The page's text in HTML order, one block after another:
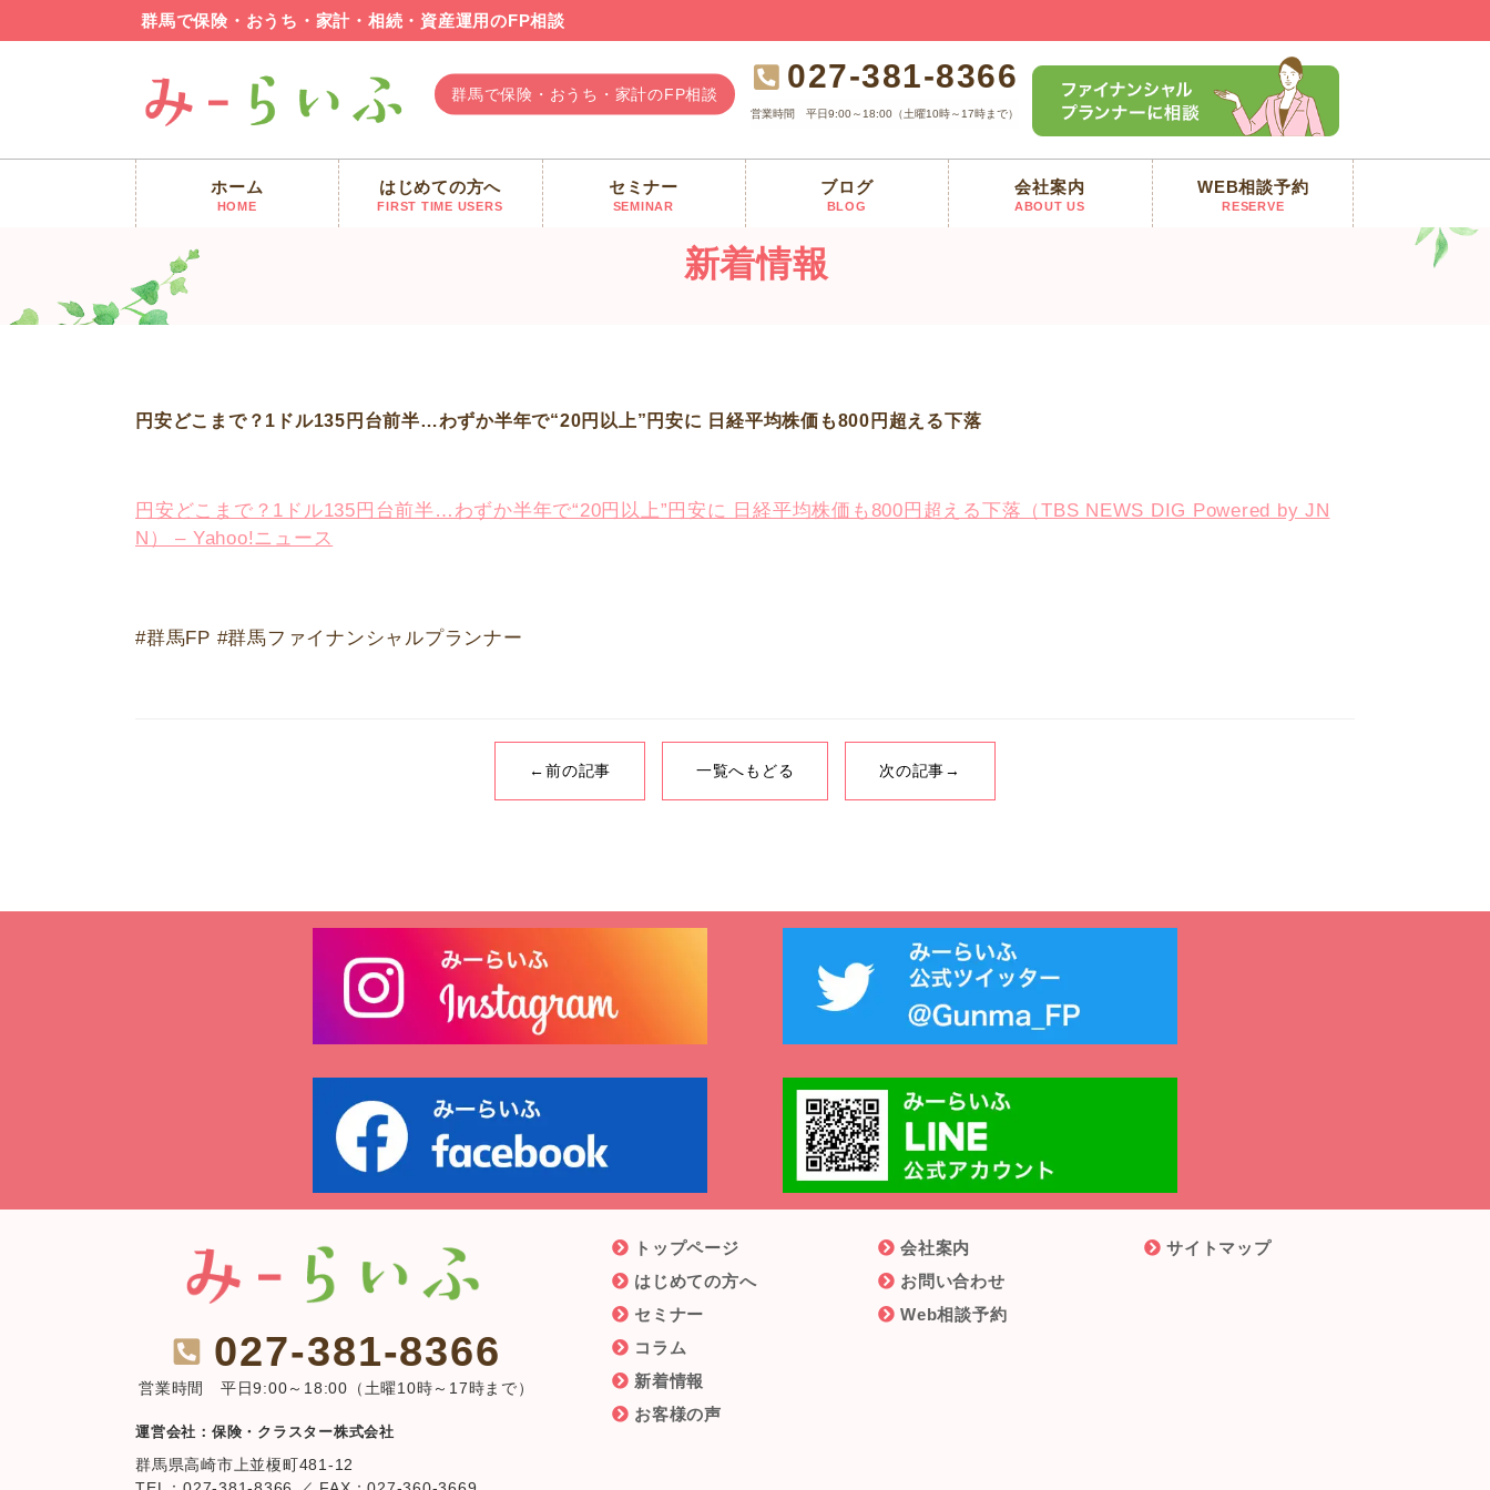
群馬で保険・おうち・家計・相続・資産運用のFP相談
群馬で保険・おうち・家計のFP相談 027-381-8366
営業時間 平日9:00～18:00（土曜10時～17時まで）
ホーム
HOME
はじめての方へ
FIRST TIME USERS
セミナー
SEMINAR
ブログ
BLOG
会社案内
ABOUT US
WEB相談予約
RESERVE
みーらいふ >新着情報 【FP 群馬 最新ニュース】円安どこまで？1ドル135円台前半…わずか半年で“20円以上”円安に 日経平均株価も800円超える下落
新着情報
円安どこまで？1ドル135円台前半…わずか半年で“20円以上”円安に 日経平均株価も800円超える下落
円安どこまで？1ドル135円台前半…わずか半年で“20円以上”円安に 日経平均株価も800円超える下落（TBS NEWS DIG Powered by JN
N） – Yahoo!ニュース
#群馬FP #群馬ファイナンシャルプランナー
←前の記事 一覧へもどる 次の記事→
トップページ
はじめての方へ
セミナー
コラム
新着情報
お客様の声
会社案内
お問い合わせ
Web相談予約
サイトマップ
027-381-8366
営業時間 平日9:00～18:00（土曜10時～17時まで）
運営会社：保険・クラスター株式会社
群馬県高崎市上並榎町481-12